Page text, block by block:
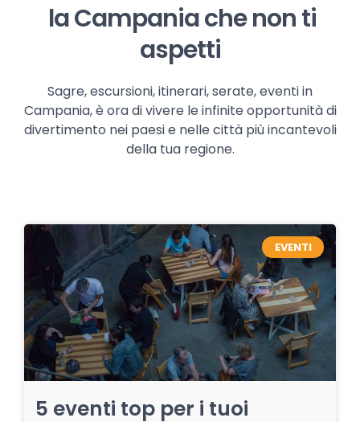
la Campania che non ti
aspetti
Sagre, escursioni, itinerari, serate, eventi in
Campania, è ora di vivere le infinite opportunità di
divertimento nei paesi e nelle città più incantevoli
della tua regione.
EVENTI
5 eventi top per i tuoi